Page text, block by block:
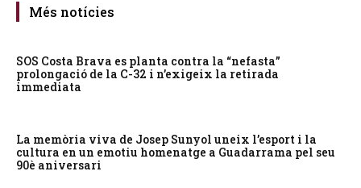
Més notícies
SOS Costa Brava es planta contra la “nefasta”
prolongació de la C-32 i n’exigeix la retirada
immediata
La memòria viva de Josep Sunyol uneix l’esport i la
cultura en un emotiu homenatge a Guadarrama pel seu
90è aniversari